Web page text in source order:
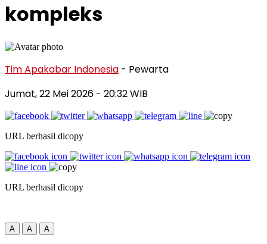
kompleks
Tim Apakabar Indonesia - Pewarta
Jumat, 22 Mei 2026 - 20:32 WIB
URL berhasil dicopy
URL berhasil dicopy
A A A